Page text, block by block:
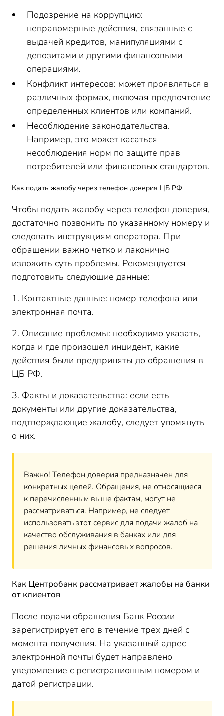
Подозрение на коррупцию:
неправомерные действия, связанные с
выдачей кредитов, манипуляциями с
депозитами и другими финансовыми
операциями.
Конфликт интересов: может проявляться в
различных формах, включая предпочтение
определенных клиентов или компаний.
Несоблюдение законодательства.
Например, это может касаться
несоблюдения норм по защите прав
потребителей или финансовых стандартов.
Как подать жалобу через телефон доверия ЦБ РФ
Чтобы подать жалобу через телефон доверия,
достаточно позвонить по указанному номеру и
следовать инструкциям оператора. При
обращении важно четко и лаконично
изложить суть проблемы. Рекомендуется
подготовить следующие данные:
1. Контактные данные: номер телефона или
электронная почта.
2. Описание проблемы: необходимо указать,
когда и где произошел инцидент, какие
действия были предприняты до обращения в
ЦБ РФ.
3. Факты и доказательства: если есть
документы или другие доказательства,
подтверждающие жалобу, следует упомянуть
о них.
Важно! Телефон доверия предназначен для
конкретных целей. Обращения, не относящиеся
к перечисленным выше фактам, могут не
рассматриваться. Например, не следует
использовать этот сервис для подачи жалоб на
качество обслуживания в банках или для
решения личных финансовых вопросов.
Как Центробанк рассматривает жалобы на банки
от клиентов
После подачи обращения Банк России
зарегистрирует его в течение трех дней с
момента получения. На указанный адрес
электронной почты будет направлено
уведомление с регистрационным номером и
датой регистрации.